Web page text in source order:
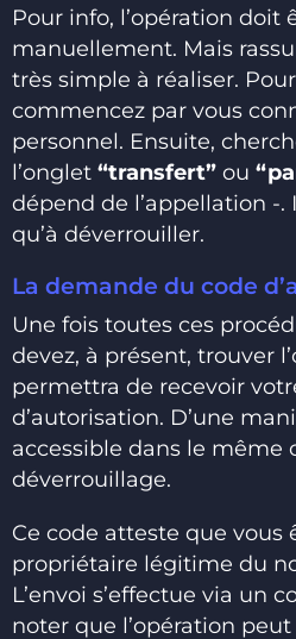
Pour info, l’opération doit
manuellement. Mais
très simple à réaliser.
commencez par vous
personnel. Ensuite,
l’onglet “transfert” ou
dépend de l’appellation -.
qu’à déverrouiller.
La demande du code
Une fois toutes ces
devez, à présent, trouver
permettra de recevoir
d’autorisation. D’une
accessible dans le même
déverrouillage.
Ce code atteste que vous
propriétaire légitime du
L’envoi s’effectue via un
noter que l’opération